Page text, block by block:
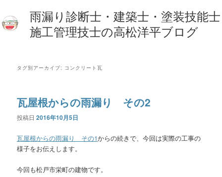
雨漏り診断士・建築士・塗装技能士
施工管理技士の高松洋平ブログ
タグ別アーカイブ: コンクリート瓦
瓦屋根からの雨漏り その2
投稿日2016年10月5日
瓦屋根からの雨漏り その1からの続きで、今回は実際の工事の
様子をお伝えします。
今回も松戸市栄町の建物です。